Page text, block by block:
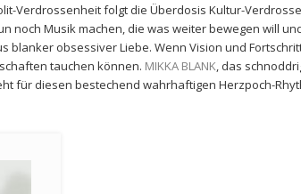
Verdrossenheit folgt die Überdosis Kultur-
noch Musik machen, die was weiter bewegen will
blanker obsessiver Liebe. Wenn Vision und
tauchen können. MIKKA BLANK, das
für diesen bestechend wahrhaftigen Herzpoch-